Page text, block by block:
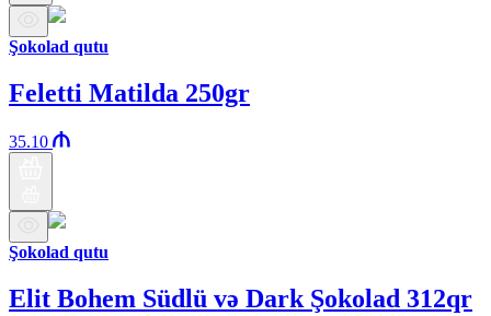
Şokolad qutu
Feletti Matilda 250gr
35.10
Şokolad qutu
Elit Bohem Südlü və Dark Şokolad 312qr